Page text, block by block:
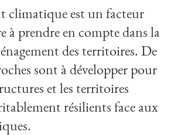
climatique est un facteur
à prendre en compte dans la
des territoires. De
sont à développer pour
et les territoires
résilients face aux